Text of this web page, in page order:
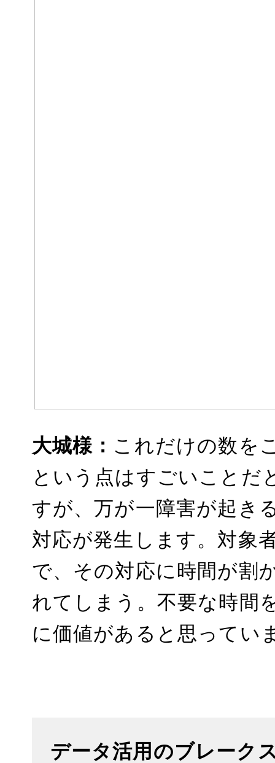
大城様： これだけの数を
という点はすごいことだ
すが、万が一障害が起き
対応が発生します。対象
で、その対応に時間が割
れてしまう。不要な時間
に価値があると思ってい
データ活用のブレーク